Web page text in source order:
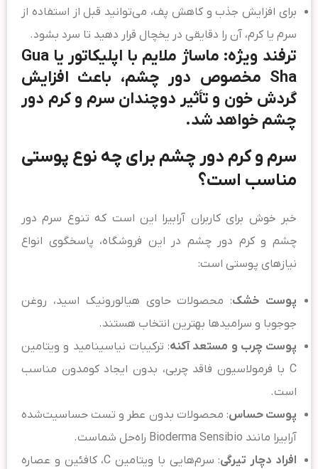
برای افزایش جذب و کاهش پف، می‌توانید قبل از استفاده از
سرم یا کرم، آن را دقایقی در یخچال قرار دهید تا سرد بشود.
ترفند ویژه: ماساژ ملایم با اپلیکاتور یا Gua
Sha مخصوص دور چشم، باعث افزایش
گردش خون و تأثیر دوچندان سرم و کرم دور
چشم خواهد شد.
سرم و کرم دور چشم برای چه نوع پوستی
مناسب است؟
خبر خوش برای کاربران آرابیرا این است که تنوع سرم دور
چشم و کرم دور چشم در این فروشگاه، پاسخگوی انواع
نیازهای پوستی است:
پوست خشک: محصولات حاوی هیالورونیک اسید، روغن
جوجوبا و سرامیدها بهترین انتخاب هستند.
پوست چرب و مستعد آکنه: ترکیبات نیاسینامید و ویتامین
C با فرمولاسیون فاقد چربی، بدون ایجاد کومدون مناسب
است.
پوست حساس: محصولات بدون عطر و تست حساسیت‌شده
آرابیرا مانند Bioderma Sensibio راه‌حل شماست.
افراد دچار تیرگی
: سرم‌هایی با ویتامین C، کافئین و عصاره